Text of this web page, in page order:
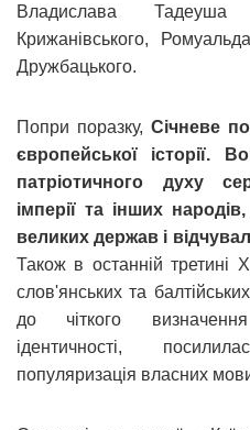
Владислава Тадеуша
Крижанівського,
Дружбацького.
Попри поразку, Січневе
європейської історії.
патріотичного духу
імперії та інших
великих держав і
Також в останній третині
слов'янських та
до чіткого
ідентичності,
популяризація власних